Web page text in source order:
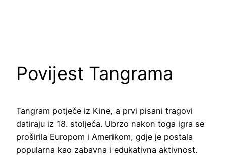
Povijest Tangrama
Tangram potječe iz Kine, a prvi pisani tragovi
datiraju iz 18. stoljeća. Ubrzo nakon toga igra se
proširila Europom i Amerikom, gdje je postala
popularna kao zabavna i edukativna aktivnost.